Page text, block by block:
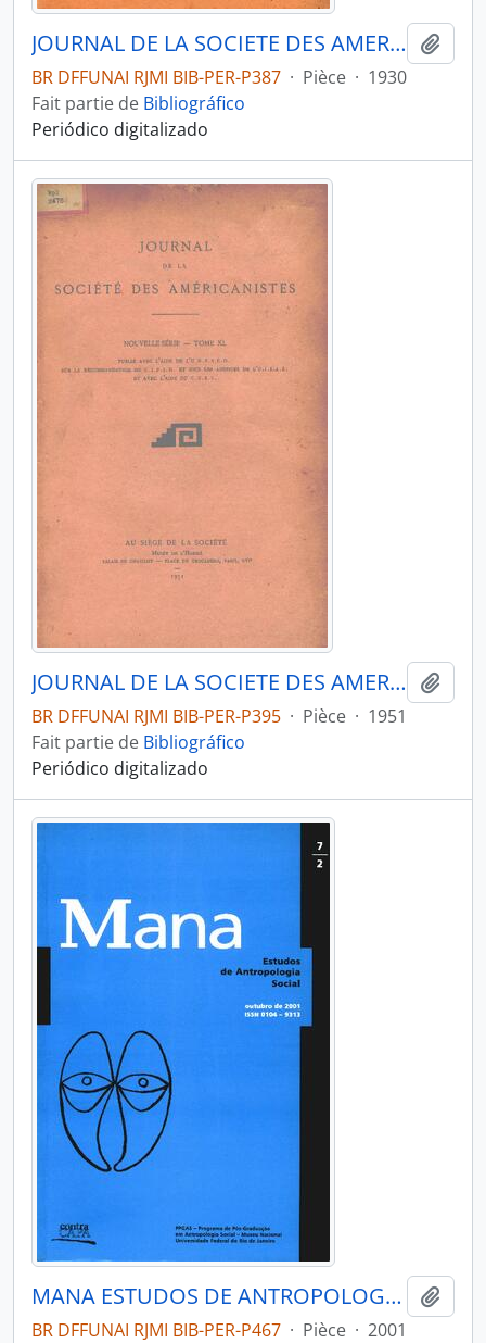
JOURNAL DE LA SOCIETE DES AMERICANISTES DE PARIS - PARIS FR MUSEE DE L HOMME - 1930 - Nº22 - 01
BR DFFUNAI RJMI BIB-PER-P387 · Pièce · 1930
Fait partie de Bibliográfico
Periódico digitalizado
JOURNAL DE LA SOCIETE DES AMERICANISTES DE PARIS - PARIS FR MUSEE DE L HOMME - 1951 - Nº40
BR DFFUNAI RJMI BIB-PER-P395 · Pièce · 1951
Fait partie de Bibliográfico
Periódico digitalizado
MANA ESTUDOS DE ANTROPOLOGIA SOCIAL - RIO DE JANEIRO UFRJ MUSEU NACIONAL - 2001 - Nº07 - 02
BR DFFUNAI RJMI BIB-PER-P467 · Pièce · 2001